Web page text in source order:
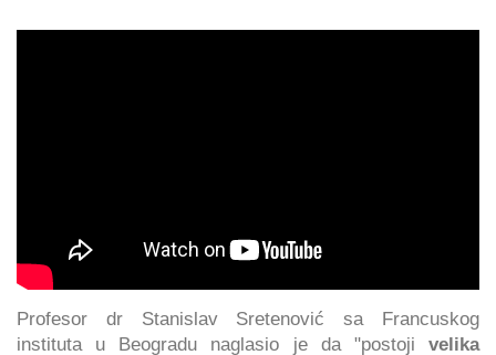
Profesor dr Stanislav Sretenović sa Francuskog
instituta u Beogradu naglasio je da "postoji velika